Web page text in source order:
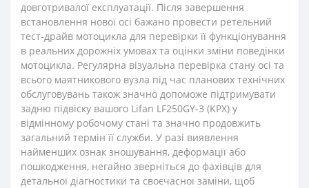
довготривалої експлуатації. Після завершення
встановлення нової осі бажано провести ретельний
тест-драйв мотоцикла для перевірки її функціонування
в реальних дорожніх умовах та оцінки зміни поведінки
мотоцикла. Регулярна візуальна перевірка стану осі та
всього маятникового вузла під час планових технічних
обслуговувань також значно допоможе підтримувати
задню підвіску вашого Lifan LF250GY-3 (KPX) у
відмінному робочому стані та значно продовжить
загальний термін її служби. У разі виявлення
найменших ознак зношування, деформації або
пошкодження, негайно зверніться до фахівців для
детальної діагностики та своєчасної заміни, щоб